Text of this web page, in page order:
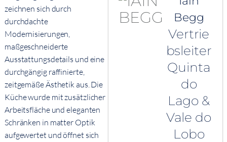
zeichnen sich durch
durchdachte
Modernisierungen,
maßgeschneiderte
Ausstattungsdetails und eine
durchgängig raffinierte,
zeitgemäße Ästhetik aus. Die
Küche wurde mit zusätzlicher
Arbeitsfläche und eleganten
Schränken in matter Optik
aufgewertet und öffnet sich
Begg
Vertrie
bsleiter
Quinta
do
Lago &
Vale do
Lobo